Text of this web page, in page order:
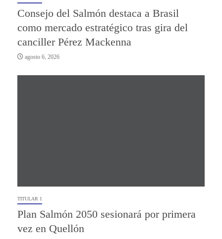
Consejo del Salmón destaca a Brasil
como mercado estratégico tras gira del
canciller Pérez Mackenna
agosto 6, 2026
TITULAR 1
Plan Salmón 2050 sesionará por primera
vez en Quellón